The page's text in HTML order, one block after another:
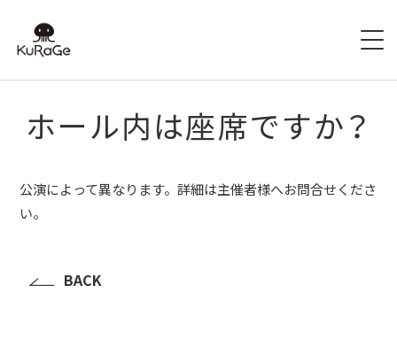
HOME
SCHEDULE
ホール内は座席ですか？
公演によって異なります。詳細は主催者様へお問合せくださ
い。
BACK